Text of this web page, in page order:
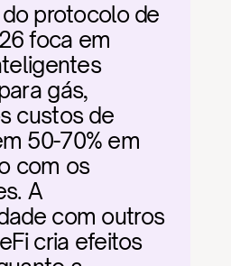
protocolo de
foca em
gás,
custos de
50-70% em
com os
A
com outros
cria efeitos